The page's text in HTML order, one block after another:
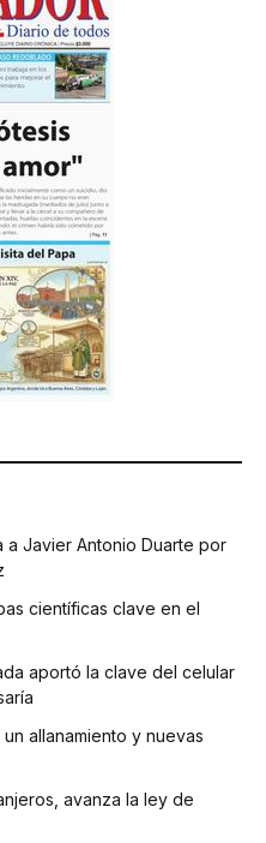
Javier Antonio Duarte por
científicas clave en el
aportó la clave del celular
allanamiento y nuevas
avanza la ley de